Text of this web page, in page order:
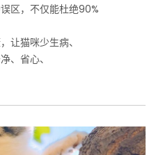
区，不仅能杜绝90%
让猫咪少生病、
、省心、